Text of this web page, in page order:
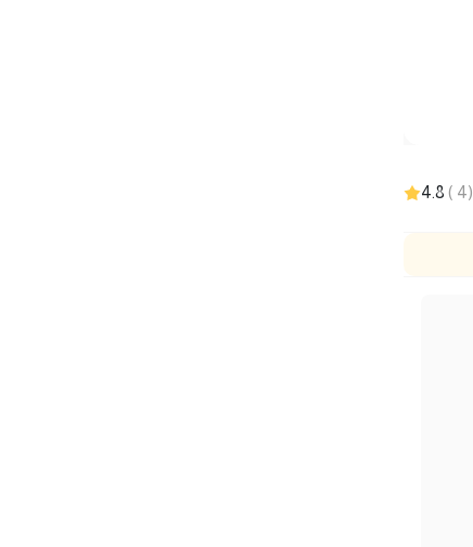
(
4
)
4.8